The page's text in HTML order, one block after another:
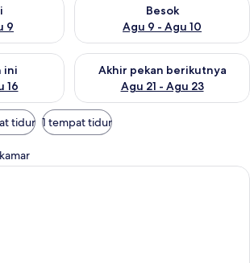
9
Besok
Agu 9 - Agu 10
ini
16
untuk akhir pekan ini Agu 14 - Agu 16
Akhir pekan berikutnya
Agu 21 - Agu 23
Periksa ketersediaan untuk
tidur 1 tempat tidur
Apartemen | Seprai premium,